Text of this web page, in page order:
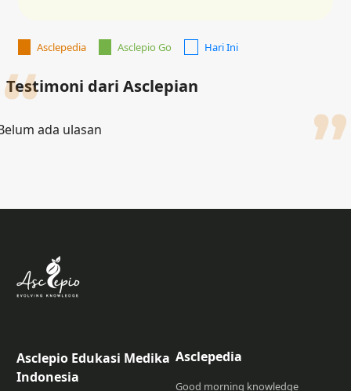
Asclepedia Asclepio Go Hari Ini
Testimoni dari Asclepian
ada ulasan
Asclepio Edukasi Medika
Indonesia
Asclepedia
Good morning knowledge